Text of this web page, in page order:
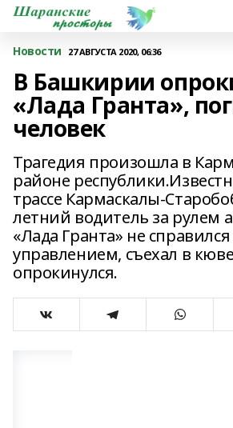
Новости 27 АВГУСТА 2020, 06:36
В Башкирии
«Лада Гранта»,
человек
Трагедия произошла в
районе
трассе Кармаскалы-
летний водитель за рулем
«Лада Гранта» не справился
управлением, съехал в
опрокинулся.